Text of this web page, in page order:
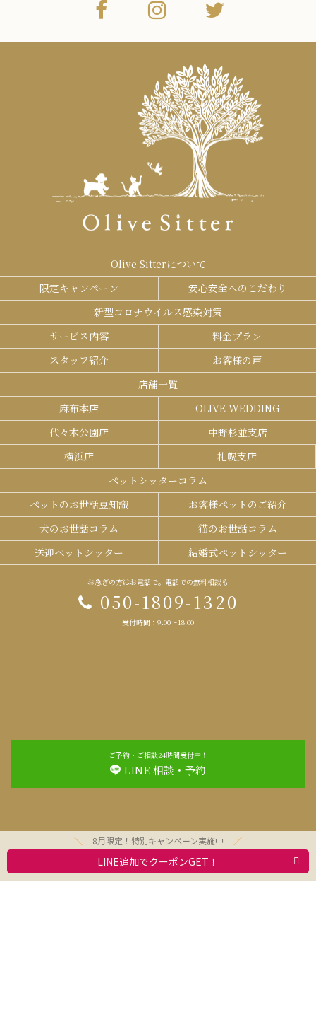
Olive Sitterについて
限定キャンペーン
安心安全へのこだわり
新型コロナウイルス感染対策
サービス内容
料金プラン
スタッフ紹介
お客様の声
店舗一覧
麻布本店
OLIVE WEDDING
代々木公園店
中野杉並支店
横浜店
札幌支店
ペットシッターコラム
ペットのお世話豆知識
お客様ペットのご紹介
犬のお世話コラム
猫のお世話コラム
送迎ペットシッター
結婚式ペットシッター
お急ぎの方はお電話で。電話での無料相談も
050-1809-1320
受付時間：9:00～18:00
ご予約・ご相談24時間受付中！
LINE 相談・予約
8月限定！特別キャンペーン実施中
LINE追加でクーポンGET！